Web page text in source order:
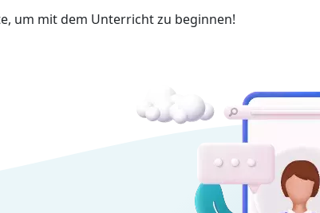
um mit dem Unterricht zu beginnen!